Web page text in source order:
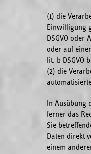
(1) die
Einwilligung
DSGVO oder
oder auf
lit. b DSGVO
(2) die
In Ausübung
ferner das
Sie
Daten direkt
einem